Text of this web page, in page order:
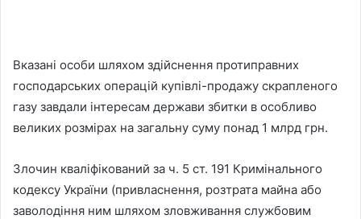
Вказані особи шляхом здійснення протиправних
господарських операцій купівлі-продажу скрапленого
газу завдали інтересам держави збитки в особливо
великих розмірах на загальну суму понад 1 млрд грн.
Злочин кваліфікований за ч. 5 ст. 191 Кримінального
кодексу України (привласнення, розтрата майна або
заволодіння ним шляхом зловживання службовим